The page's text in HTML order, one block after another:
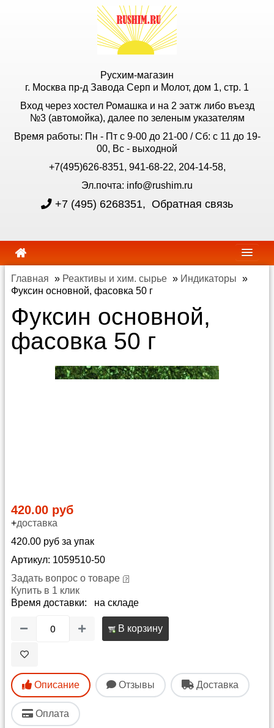
Русхим-магазин
г. Москва пр-д Завода Серп и Молот, дом 1, стр. 1
Вход через хостел Ромашка и на 2 эатж либо въезд
№3 (автомойка), далее по зеленым указателям
Время работы: Пн - Пт с 9-00 до 21-00 / Сб: с 11 до 19-
00, Вс - выходной
+7(495)626-8351, 941-68-22, 204-14-58,
Эл.почта: info@rushim.ru
+7 (495) 6268351, Обратная связь
Главная » Реактивы и хим. сырье » Индикаторы »
Фуксин основной, фасовка 50 г
Фуксин основной,
фасовка 50 г
420.00 руб
+доставка
420.00 руб за упак
Артикул: 1059510-50
Задать вопрос о товаре
Купить в 1 клик
Время доставки: на складе
В корзину
Описание Отзывы Доставка
Оплата